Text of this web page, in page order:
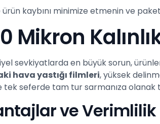
ürün kaybını minimize etmenin ve
Mikron
sevkiyatlarda en büyük sorun,
hava yastığı filmleri, yüksek
tek seferde tam tur sarmanıza olanak
ve Verimlilik